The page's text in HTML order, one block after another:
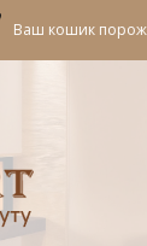
Ваш кошик